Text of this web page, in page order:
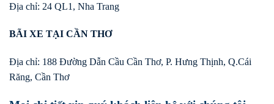
Địa chỉ: 24 QL1, Nha Trang
BÃI XE TẠI CẦN THƠ
Địa chỉ: 188 Đường Dẫn Cầu Cần Thơ, P. Hưng Thịnh, Q.Cái
Răng, Cần Thơ